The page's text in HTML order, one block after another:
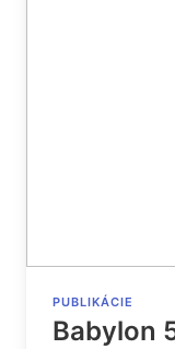
PUBLIKÁCIE
Babylon